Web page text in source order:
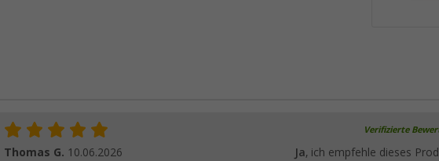
Verifizierte
Thomas G. 10.06.2026 Ja, ich empfehle dieses